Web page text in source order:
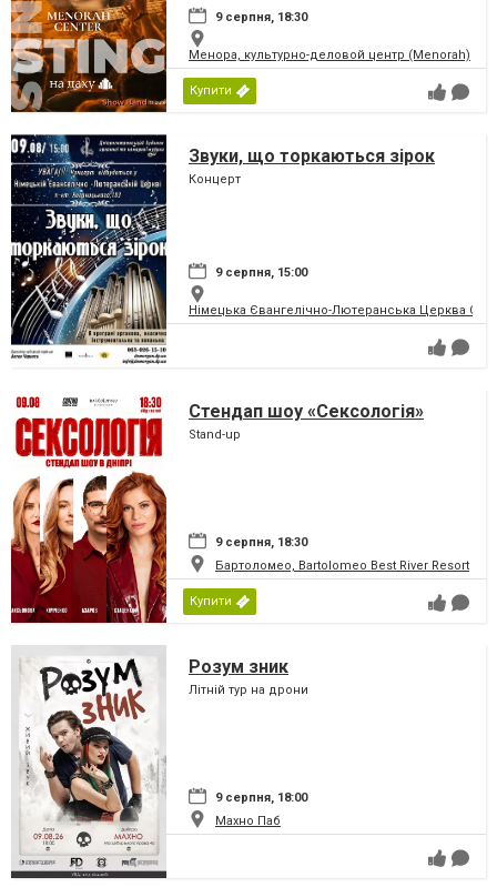
9 серпня, 18:30
Менора, культурно-деловой центр (Menorah)
Купити
Звуки, що торкаються зірок
Концерт
9 серпня, 15:00
Німецька Євангелічно-Лютеранська Церква
Стендап шоу «Сексологія»
Stand-up
9 серпня, 18:30
Бартоломео, Bartolomeo Best River Resort
Купити
Розум зник
Літній тур на дрони
9 серпня, 18:00
Махно Паб